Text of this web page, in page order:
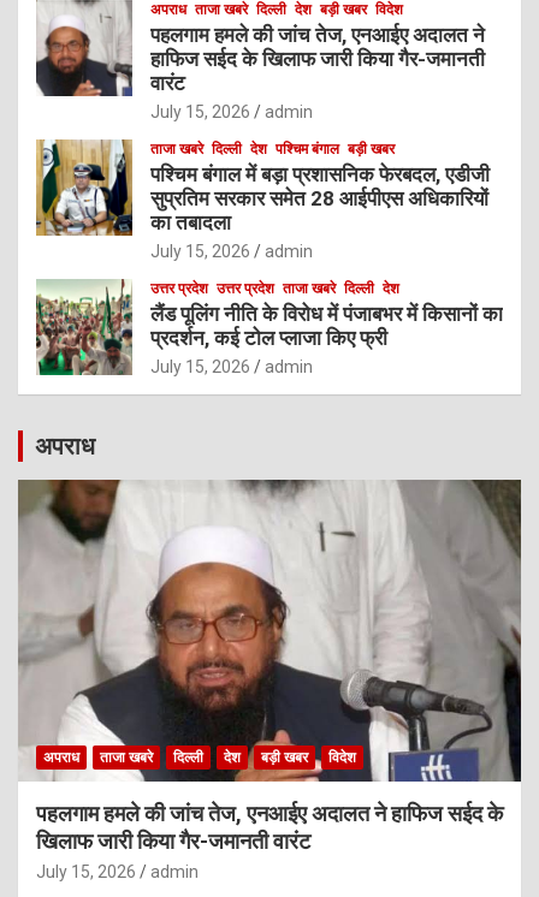
अपराध ताजा खबरे दिल्ली देश बड़ी खबर विदेश
पहलगाम हमले की जांच तेज, एनआईए अदालत ने
हाफिज सईद के खिलाफ जारी किया गैर-जमानती
वारंट
July 15, 2026 admin
ताजा खबरे दिल्ली देश पश्चिम बंगाल बड़ी खबर
पश्चिम बंगाल में बड़ा प्रशासनिक फेरबदल, एडीजी
सुप्रतिम सरकार समेत 28 आईपीएस अधिकारियों
का तबादला
July 15, 2026 admin
उत्तर प्रदेश उत्तर प्रदेश ताजा खबरे दिल्ली देश
लैंड पूलिंग नीति के विरोध में पंजाबभर में किसानों का
प्रदर्शन, कई टोल प्लाजा किए फ्री
July 15, 2026 admin
अपराध
अपराध ताजा खबरे दिल्ली देश बड़ी खबर विदेश
पहलगाम हमले की जांच तेज, एनआईए अदालत ने हाफिज सईद के
खिलाफ जारी किया गैर-जमानती वारंट
July 15, 2026 admin